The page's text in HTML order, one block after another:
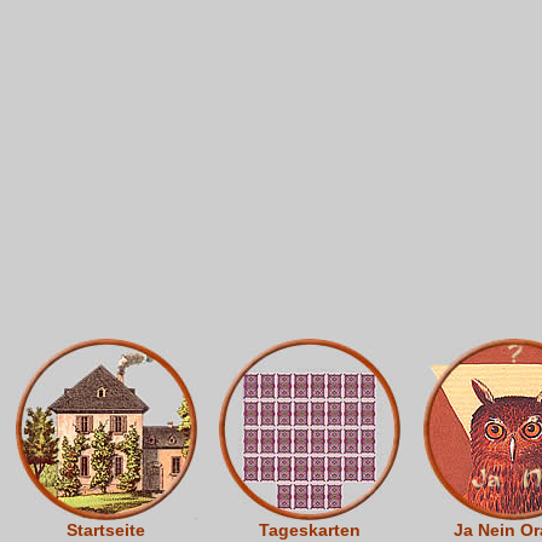
Startseite Tageskarten Ja Nein